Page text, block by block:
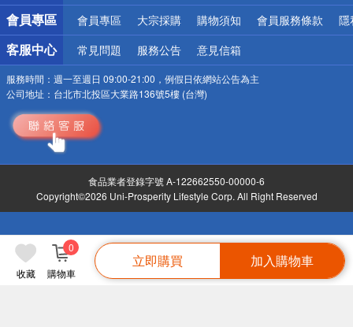
收藏 購物車
0
立即購買 加入購物車
會員專區 會員專區 大宗採購 購物須知 會員服務條款 隱
客服中心 常見問題 服務公告 意見信箱
服務時間： 週一至週日 09:00-21:00，例假日依網站公告為主
公司地址： 台北市北投區大業路136號5樓 (台灣)
食品業者登錄字號 A-122662550-00000-6
Copyright©2026 Uni-Prosperity Lifestyle Corp. All Right Reserved